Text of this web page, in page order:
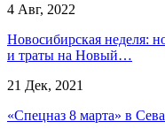
4 Авг, 2022
Новосибирская неделя:
и траты на Новый…
21 Дек, 2021
«Спецназ 8 марта» в